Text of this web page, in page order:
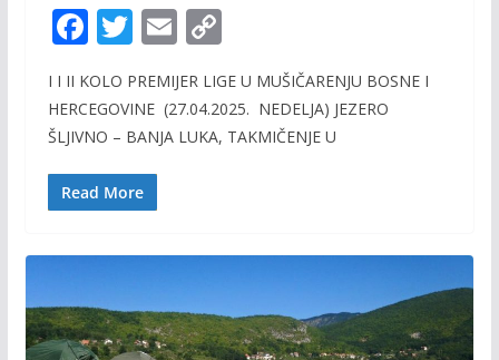
F
ac
e
b
o
o
T
w
itt
er
E
m
ai
l
C
p
y
I I II KOLO PREMIJER LIGE U MUŠIČARENJU BOSNE I
HERCEGOVINE (27.04.2025. NEDELJA) JEZERO
ŠLJIVNO – BANJA LUKA, TAKMIČENJE U
Read More